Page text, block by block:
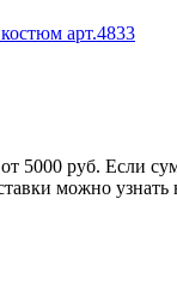
5000 руб. Если
можно узнать